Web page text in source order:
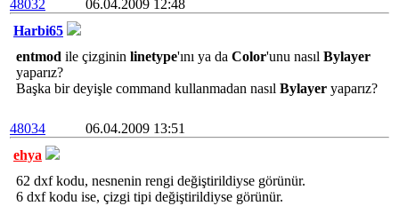
48032
06.04.2009 12:48
Harbi65
entmod ile çizginin linetype'ını ya da Color'unu nasıl Bylayer
yaparız?
Başka bir deyişle command kullanmadan nasıl Bylayer yaparız?
48034
06.04.2009 13:51
ehya
62 dxf kodu, nesnenin rengi değiştirildiyse görünür.
6 dxf kodu ise, çizgi tipi değiştirildiyse görünür.